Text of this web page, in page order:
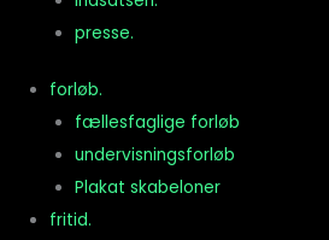
presse.
forløb.
fællesfaglige forløb
undervisningsforløb
Plakat skabeloner
fritid.